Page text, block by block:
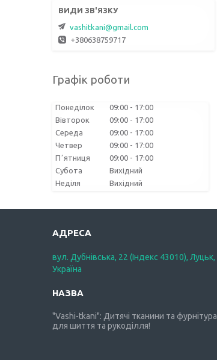
vashitkani@gmail.com
+380638759717
Графік роботи
Понеділок 09:00
17:00
Вівторок
09:00
17:00
Середа
09:00
17:00
Четвер
09:00
17:00
Пʼятниця
09:00
17:00
Субота
Вихідний
Неділя
Вихідний
вул. Дубнівська, 22 (Індекс 43010), Луцьк,
Україна
"Vashi-tkani": Дитячі тканини та фурнітура
для шиття та рукоділля!